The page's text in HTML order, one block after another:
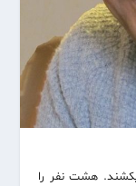
هشت نفر را